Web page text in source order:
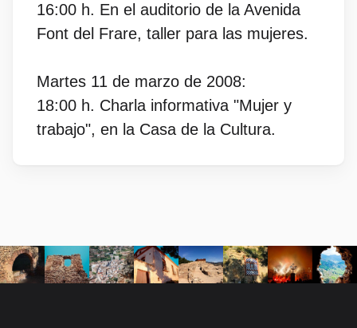
16:00 h. En el auditorio de la Avenida
Font del Frare, taller para las mujeres.
Martes 11 de marzo de 2008:
18:00 h. Charla informativa "Mujer y
trabajo", en la Casa de la Cultura.